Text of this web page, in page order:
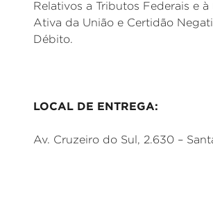
Relativos a Tributos Federais e à
Ativa da União e Certidão
Débito.
LOCAL DE ENTREGA:
Av. Cruzeiro do Sul, 2.630 –